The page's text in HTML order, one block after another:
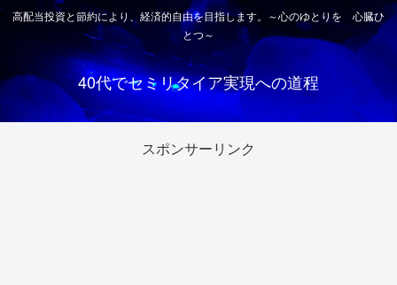
高配当投資と節約により、経済的自由を目指します。～心のゆとりを 心臓ひ
とつ～
40代でセミリタイア実現への道程
スポンサーリンク